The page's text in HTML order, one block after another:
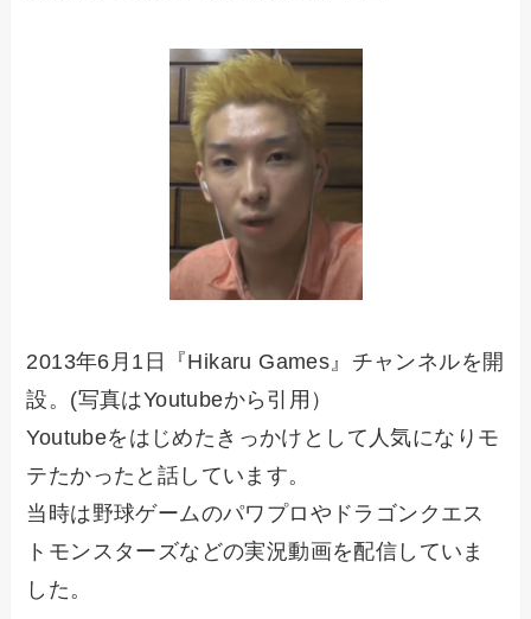
2013年6月1日『Hikaru Games』チャンネルを開
設。(写真はYoutubeから引用）
Youtubeをはじめたきっかけとして人気になりモ
テたかったと話しています。
当時は野球ゲームのパワプロやドラゴンクエス
トモンスターズなどの実況動画を配信していま
した。